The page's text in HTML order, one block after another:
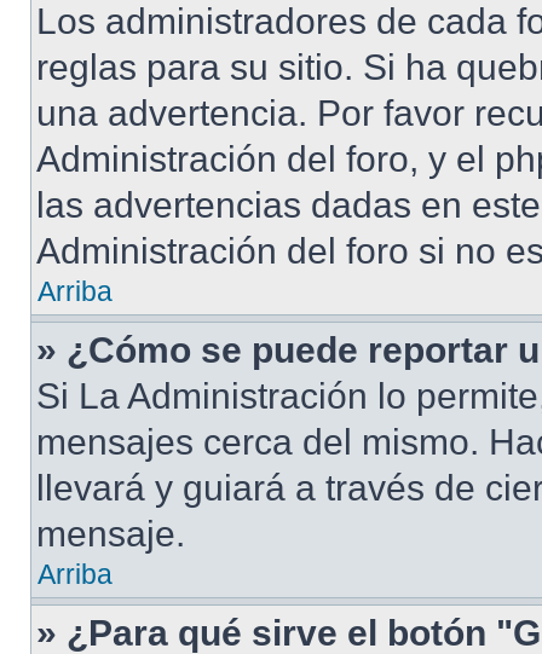
Los administradores de cada
reglas para su sitio. Si ha
una advertencia. Por favor
Administración del foro, y el
las advertencias dadas en
Administración del foro si no
Arriba
» ¿Cómo se puede reportar
Si La Administración lo
mensajes cerca del mismo.
llevará y guiará a través de
mensaje.
Arriba
» ¿Para qué sirve el botón